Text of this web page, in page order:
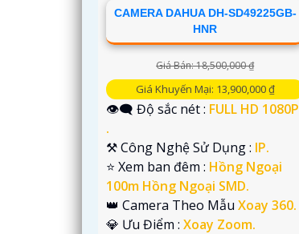
CAMERA DAHUA DH-SD49225GB-
HNR
Giá Bán: 18,500,000 ₫
Giá Khuyến Mại: 13,900,000 ₫
👁️‍🗨 Độ sắc nét : FULL HD 1080P
.
⚒ Công Nghệ Sử Dụng : IP.
⭐ Xem ban đêm : Hồng Ngoại
100m Hồng Ngoại SMD.
👑 Camera Theo Mẫu Xoay 360.
️💎 Ưu Điểm : Xoay Zoom.